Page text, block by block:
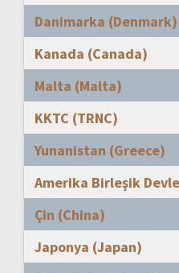
Danimarka (Denmark)
Kanada (Canada)
Malta (Malta)
KKTC (TRNC)
Yunanistan (Greece)
Amerika Birleşik
Çin (China)
Japonya (Japan)